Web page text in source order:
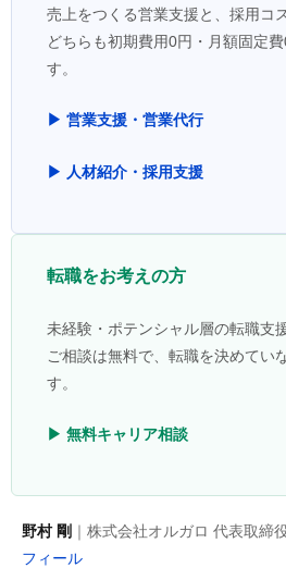
売上をつくる営業支援と、採用コ
どちらも初期費用0円・月額固定
す。
▶ 営業支援・営業代行
▶ 人材紹介・採用支援
転職をお考えの方
未経験・ポテンシャル層の転職支
ご相談は無料で、転職を決めてい
す。
▶ 無料キャリア相談
野村 剛 ｜株式会社オルガロ 代表取
フィール